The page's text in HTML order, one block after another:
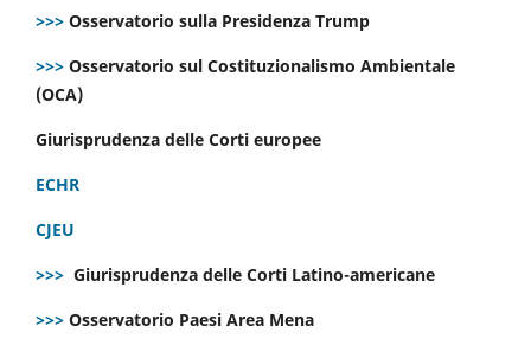
>>> Osservatorio sulla Presidenza Trump
>>> Osservatorio sul Costituzionalismo Ambientale
(OCA)
Giurisprudenza delle Corti europee
ECHR
CJEU
>>> Giurisprudenza delle Corti Latino-americane
>>> Osservatorio Paesi Area Mena